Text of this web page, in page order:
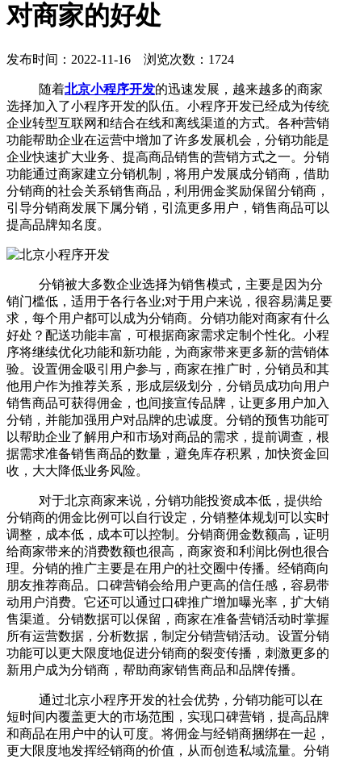
对商家的好处
发布时间：2022-11-16 浏览次数：1724
随着北京小程序开发的迅速发展，越来越多的商家
选择加入了小程序开发的队伍。小程序开发已经成为传统
企业转型互联网和结合在线和离线渠道的方式。各种营销
功能帮助企业在运营中增加了许多发展机会，分销功能是
企业快速扩大业务、提高商品销售的营销方式之一。分销
功能通过商家建立分销机制，将用户发展成分销商，借助
分销商的社会关系销售商品，利用佣金奖励保留分销商，
引导分销商发展下属分销，引流更多用户，销售商品可以
提高品牌知名度。
分销被大多数企业选择为销售模式，主要是因为分
销门槛低，适用于各行各业;对于用户来说，很容易满足要
求，每个用户都可以成为分销商。分销功能对商家有什么
好处？配送功能丰富，可根据商家需求定制个性化。小程
序将继续优化功能和新功能，为商家带来更多新的营销体
验。设置佣金吸引用户参与，商家在推广时，分销员和其
他用户作为推荐关系，形成层级划分，分销员成功向用户
销售商品可获得佣金，也间接宣传品牌，让更多用户加入
分销，并能加强用户对品牌的忠诚度。分销的预售功能可
以帮助企业了解用户和市场对商品的需求，提前调查，根
据需求准备销售商品的数量，避免库存积累，加快资金回
收，大大降低业务风险。
对于北京商家来说，分销功能投资成本低，提供给
分销商的佣金比例可以自行设定，分销整体规划可以实时
调整，成本低，成本可以控制。分销商佣金数额高，证明
给商家带来的消费数额也很高，商家资和利润比例也很合
理。分销的推广主要是在用户的社交圈中传播。经销商向
朋友推荐商品。口碑营销会给用户更高的信任感，容易带
动用户消费。它还可以通过口碑推广增加曝光率，扩大销
售渠道。分销数据可以保留，商家在准备营销活动时掌握
所有运营数据，分析数据，制定分销营销活动。设置分销
功能可以更大限度地促进分销商的裂变传播，刺激更多的
新用户成为分销商，帮助商家销售商品和品牌传播。
通过北京小程序开发的社会优势，分销功能可以在
短时间内覆盖更大的市场范围，实现口碑营销，提高品牌
和商品在用户中的认可度。将佣金与经销商捆绑在一起，
更大限度地发挥经销商的价值，从而创造私域流量。分销